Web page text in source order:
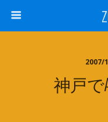
2007/
神戸で